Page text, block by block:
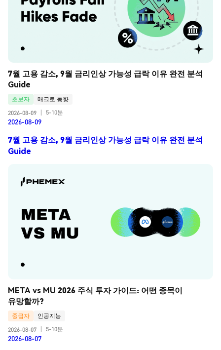
7월 고용 감소, 9월 금리인상 가능성 급락 이유 완전 분석
Guide
초보자
매크로 동향
2026-08-09
5-10분
2026-08-09
7월 고용 감소, 9월 금리인상 가능성 급락 이유 완전 분석
Guide
META vs MU 2026 주식 투자 가이드: 어떤 종목이
유망할까?
중급자
인공지능
2026-08-07
5-10분
2026-08-07